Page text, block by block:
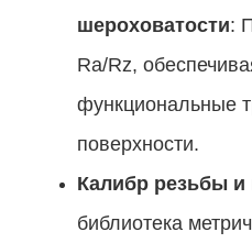
шероховатости:
Ra/Rz,
функциональные
поверхности.
Калибр резьбы
библиотека